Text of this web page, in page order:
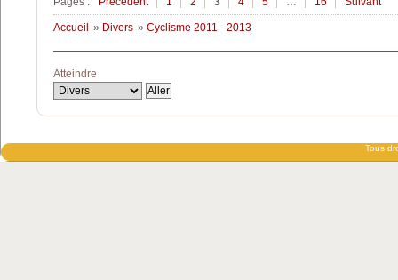
Accueil » Divers » Cyclisme 2011 - 2013
Atteindre
Tous